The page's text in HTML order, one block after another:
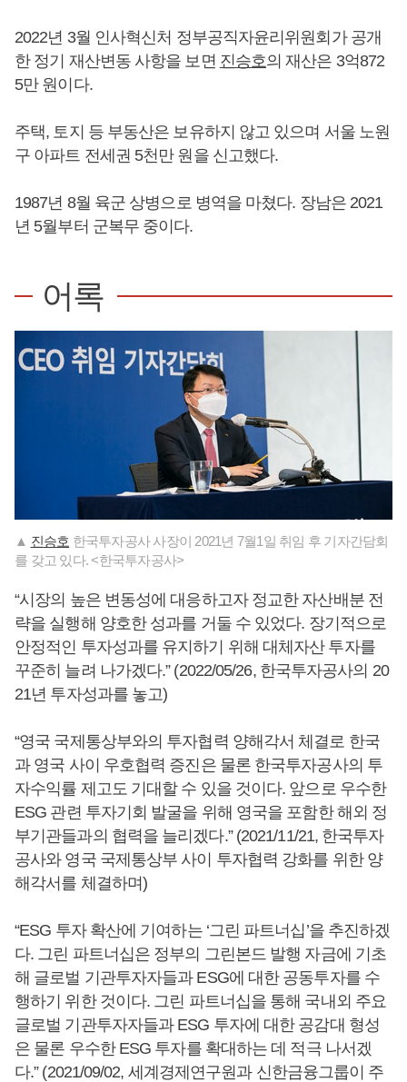
2022년 3월 인사혁신처 정부공직자윤리위원회가 공개
한 정기 재산변동 사항을 보면 진승호의 재산은 3억872
5만 원이다.
주택, 토지 등 부동산은 보유하지 않고 있으며 서울 노원
구 아파트 전세권 5천만 원을 신고했다.
1987년 8월 육군 상병으로 병역을 마쳤다. 장남은 2021
년 5월부터 군복무 중이다.
어록
▲ 진승호 한국투자공사 사장이 2021년 7월1일 취임 후 기자간담회
를 갖고 있다. <한국투자공사>
“시장의 높은 변동성에 대응하고자 정교한 자산배분 전
략을 실행해 양호한 성과를 거둘 수 있었다. 장기적으로
안정적인 투자성과를 유지하기 위해 대체자산 투자를
꾸준히 늘려 나가겠다.” (2022/05/26, 한국투자공사의 20
21년 투자성과를 놓고)
“영국 국제통상부와의 투자협력 양해각서 체결로 한국
과 영국 사이 우호협력 증진은 물론 한국투자공사의 투
자수익률 제고도 기대할 수 있을 것이다. 앞으로 우수한
ESG 관련 투자기회 발굴을 위해 영국을 포함한 해외 정
부기관들과의 협력을 늘리겠다.” (2021/11/21, 한국투자
공사와 영국 국제통상부 사이 투자협력 강화를 위한 양
해각서를 체결하며)
“ESG 투자 확산에 기여하는 ‘그린 파트너십’을 추진하겠
다. 그린 파트너십은 정부의 그린본드 발행 자금에 기초
해 글로벌 기관투자자들과 ESG에 대한 공동투자를 수
행하기 위한 것이다. 그린 파트너십을 통해 국내외 주요
글로벌 기관투자자들과 ESG 투자에 대한 공감대 형성
은 물론 우수한 ESG 투자를 확대하는 데 적극 나서겠
다.” (2021/09/02, 세계경제연구원과 신한금융그룹이 주